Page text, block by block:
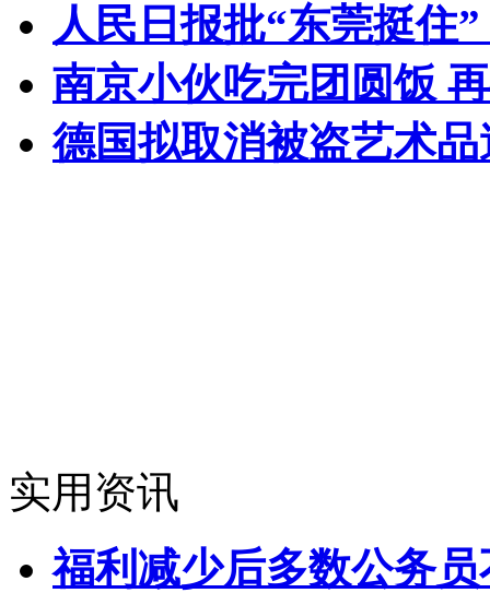
人民日报批“东莞挺住
南京小伙吃完团圆饭
德国拟取消被盗艺术
实用资讯
福利减少后多数公务